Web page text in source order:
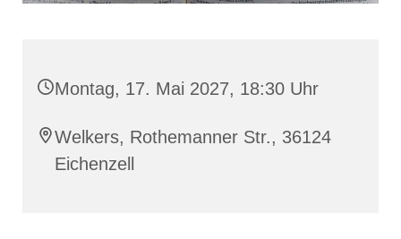
Montag, 17. Mai 2027, 18:30 Uhr
Welkers, Rothemanner Str., 36124
Eichenzell